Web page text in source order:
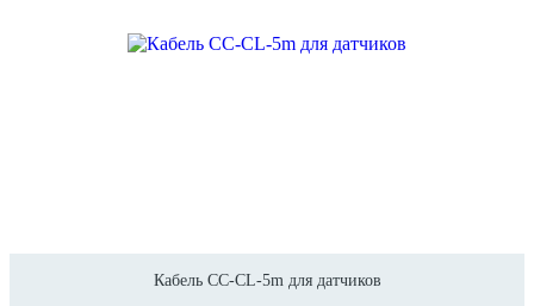
Кабель CC-CL-5m для датчиков